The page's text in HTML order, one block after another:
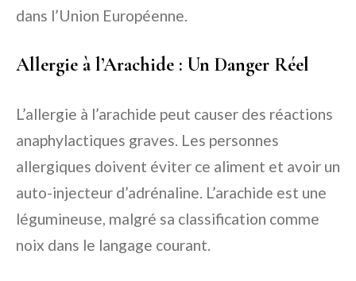
dans l’Union Européenne.
Allergie à l’Arachide : Un Danger Réel
L’allergie à l’arachide peut causer des réactions
anaphylactiques graves. Les personnes
allergiques doivent éviter ce aliment et avoir un
auto-injecteur d’adrénaline. L’arachide est une
légumineuse, malgré sa classification comme
noix dans le langage courant.